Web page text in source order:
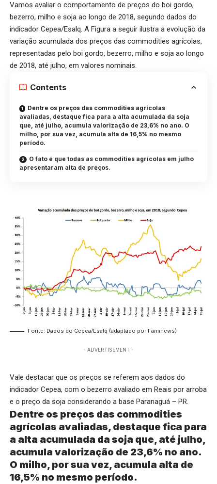
Vamos avaliar o comportamento de preços do boi gordo,
bezerro, milho e soja ao longo de 2018, segundo dados do
indicador Cepea/Esalq. A Figura a seguir ilustra a evolução da
variação acumulada dos preços das commodities agrícolas,
representadas pelo boi gordo, bezerro, milho e soja ao longo
de 2018, até julho, em valores nominais.
Contents
Dentre os preços das commodities agrícolas
avaliadas, destaque fica para a alta acumulada da soja
que, até julho, acumula valorização de 23,6% no ano. O
milho, por sua vez, acumula alta de 16,5% no mesmo
período.
O fato é que todas as commodities agrícolas em julho
apresentaram alta de preços.
Fonte: Dados do Cepea/Esalq (adaptado por Farmnews)
- ADVERTISEMENT -
Vale destacar que os preços se referem aos dados do
indicador Cepea, com o bezerro avaliado em Reais por arroba
e o preço da soja considerando a base Paranaguá – PR.
Dentre os preços das commodities
agrícolas avaliadas, destaque fica para
a alta acumulada da soja que, até julho,
acumula valorização de 23,6% no ano.
O milho, por sua vez, acumula alta de
16,5% no mesmo período.